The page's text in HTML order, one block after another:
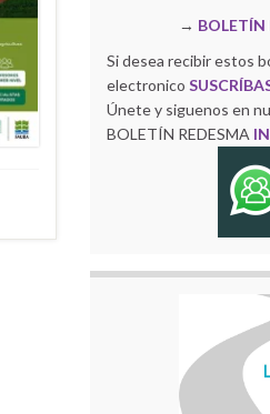
→ BOLETÍN
Si desea recibir estos
electronico
Únete y siguenos en
BOLETÍN REDESMA